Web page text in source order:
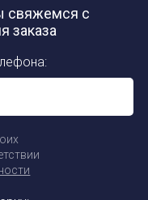
свяжемся с
заказа